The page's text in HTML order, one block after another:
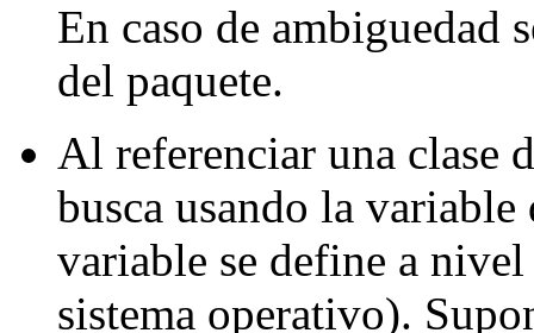
En caso de ambiguedad
del paquete.
Al referenciar una clase
busca usando la
variable se define a
sistema operativo).